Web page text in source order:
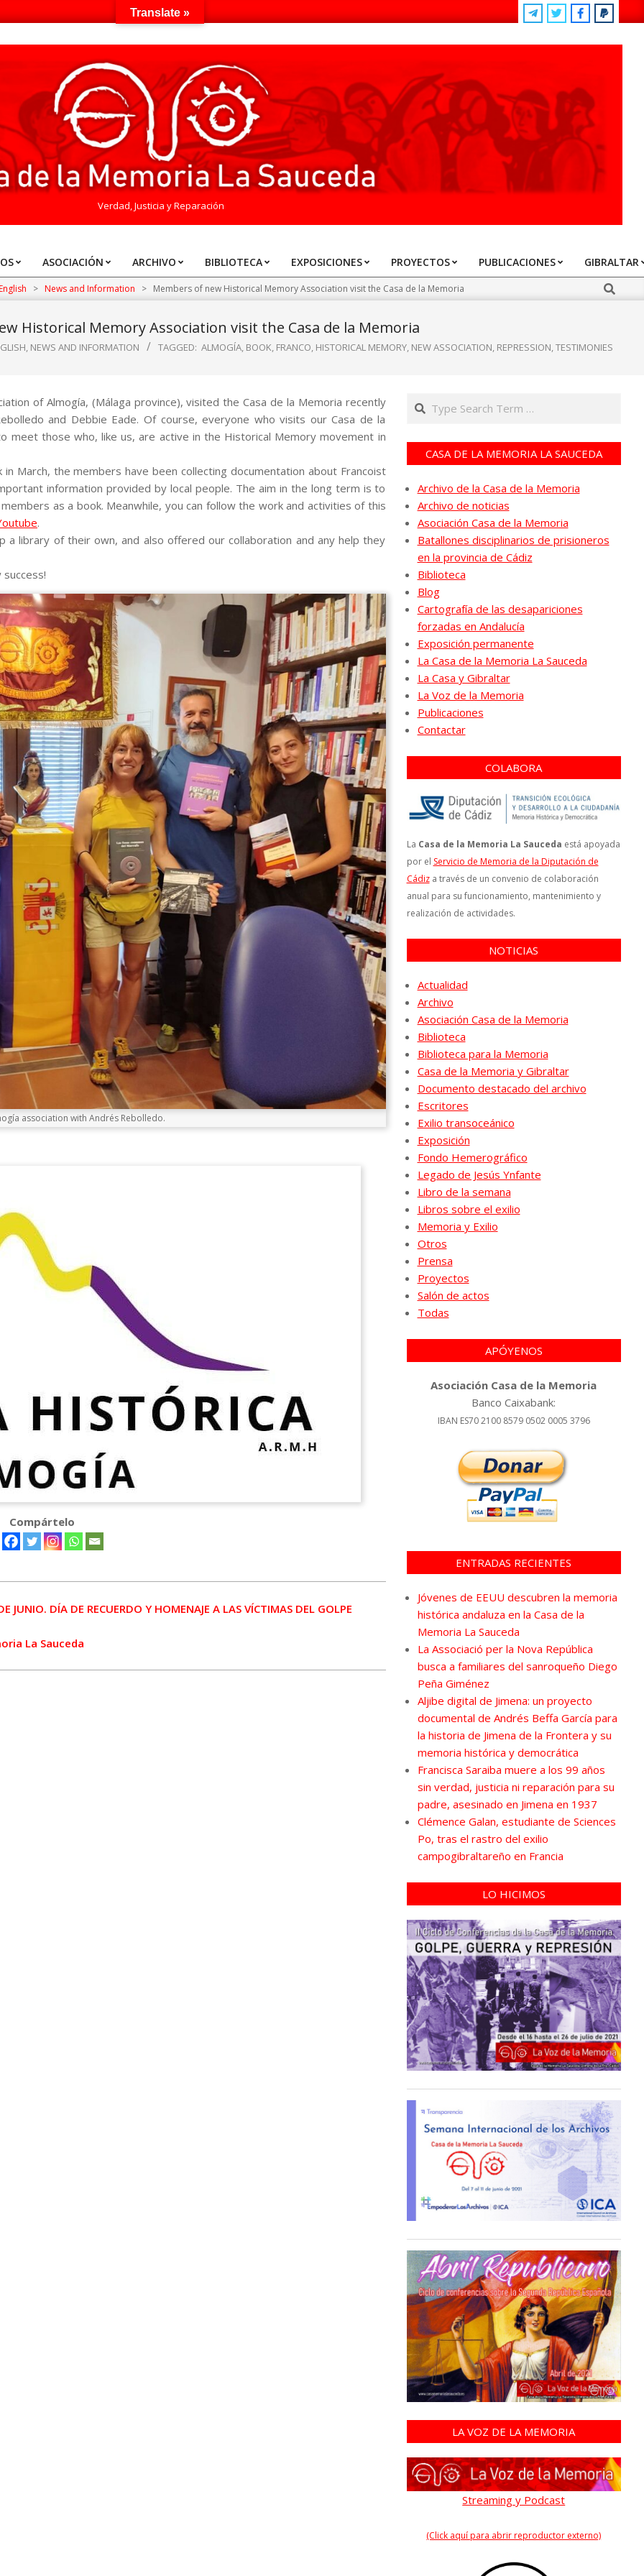
Verdad, Justicia y Reparación
ASOCIACIÓN ARCHIVO BIBLIOTECA EXPOSICIONES PROYECTOS PUBLICACIONES GIBRALTAR
> News and Information > Members of new Historical Memory Association visit the Casa de la Memoria Search
Historical Memory Association visit the Casa de la Memoria
, NEWS AND INFORMATION TAGGED: ALMOGÍA, BOOK, FRANCO, HISTORICAL MEMORY, NEW ASSOCIATION, REPRESSION,TESTIMONIES
of Almogía, (Málaga province), visited the Casa de la Memoria recently
and Debbie Eade. Of course, everyone who visits our Casa de la
meet those who, like us, are active in the Historical Memory movement in
in March, the members have been collecting documentation about Francoist
information provided by local people. The aim in the long term is to
as a book. Meanwhile, you can follow the work and activities of this
.
library of their own, and also offered our collaboration and any help they
association with Andrés Rebolledo.
Compártelo
JUNIO. DÍA DE RECUERDO Y HOMENAJE A LAS VÍCTIMAS DEL GOLPE
La Sauceda
Search
CASA DE LA MEMORIA LA SAUCEDA
Archivo de la Casa de la Memoria
Archivo de noticias
Asociación Casa de la Memoria
Batallones disciplinarios de prisioneros
en la provincia de Cádiz
Biblioteca
Blog
Cartografía de las desapariciones
forzadas en Andalucía
Exposición permanente
La Casa de la Memoria La Sauceda
La Casa y Gibraltar
La Voz de la Memoria
Publicaciones
Contactar
COLABORA
La Casa de la Memoria La Sauceda está apoyada
por el Servicio de Memoria de la Diputación de
Cádiza través de un convenio de colaboración
anual para su funcionamiento, mantenimiento y
realización de actividades.
NOTICIAS
Actualidad
Archivo
Asociación Casa de la Memoria
Biblioteca
Biblioteca para la Memoria
Casa de la Memoria y Gibraltar
Documento destacado del archivo
Escritores
Exilio transoceánico
Exposición
Fondo Hemerográfico
Legado de Jesús Ynfante
Libro de la semana
Libros sobre el exilio
Memoria y Exilio
Otros
Prensa
Proyectos
Salón de actos
Todas
APÓYENOS
Asociación Casa de la Memoria
Banco Caixabank:
IBAN ES70 2100 8579 0502 0005 3796
ENTRADAS RECIENTES
Jóvenes de EEUU descubren la memoria
histórica andaluza en la Casa de la
Memoria La Sauceda
La Associació per la Nova República
busca a familiares del sanroqueño Diego
Peña Giménez
Aljibe digital de Jimena: un proyecto
documental de Andrés Beffa García para
la historia de Jimena de la Frontera y su
memoria histórica y democrática
Francisca Saraiba muere a los 99 años
sin verdad, justicia ni reparación para su
padre, asesinado en Jimena en 1937
Clémence Galan, estudiante de Sciences
Po, tras el rastro del exilio
campogibraltareño en Francia
LO HICIMOS
LA VOZ DE LA MEMORIA
Streaming y Podcast
(Click aquí para abrir reproductor externo)
Translate »